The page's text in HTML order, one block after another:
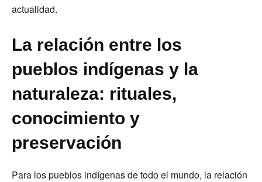
actualidad.
La relación entre los
pueblos indígenas y la
naturaleza: rituales,
conocimiento y
preservación
Para los pueblos indígenas de todo el mundo, la relación